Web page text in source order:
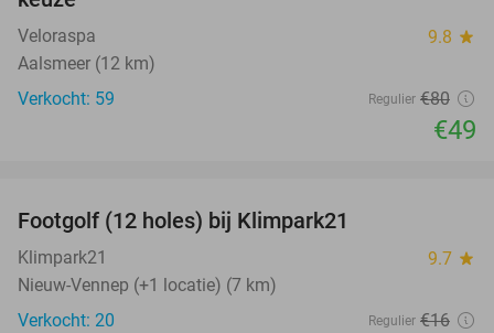
Veloraspa 9.8 star
Aalsmeer (12 km)
Verkocht: 59
Regulier €80
€49
Footgolf (12 holes) bij Klimpark21
Klimpark21 9.7 star
Nieuw-Vennep (+1 locatie) (7 km)
Verkocht: 20
Regulier €16